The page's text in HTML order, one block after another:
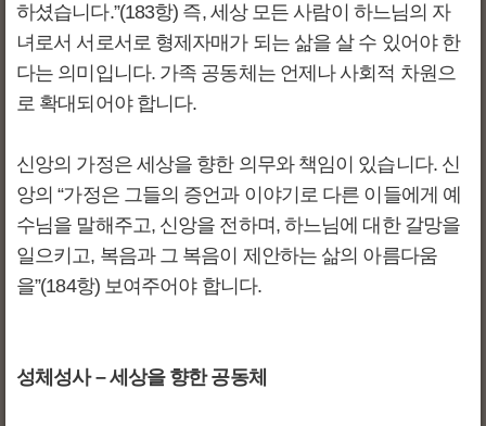
하셨습니다.”(183항) 즉, 세상 모든 사람이 하느님의 자
녀로서 서로서로 형제자매가 되는 삶을 살 수 있어야 한
다는 의미입니다. 가족 공동체는 언제나 사회적 차원으
로 확대되어야 합니다.
신앙의 가정은 세상을 향한 의무와 책임이 있습니다. 신
앙의 “가정은 그들의 증언과 이야기로 다른 이들에게 예
수님을 말해주고, 신앙을 전하며, 하느님에 대한 갈망을
일으키고, 복음과 그 복음이 제안하는 삶의 아름다움
을”(184항) 보여주어야 합니다.
성체성사 – 세상을 향한 공동체